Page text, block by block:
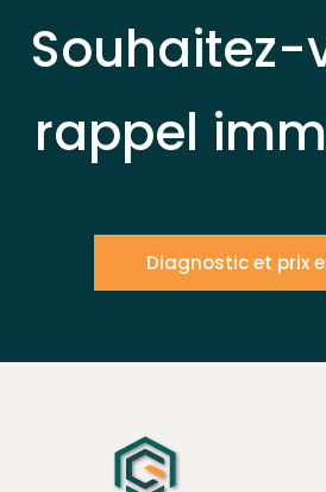
Souhaitez-
rappel
Diagnostic et prix